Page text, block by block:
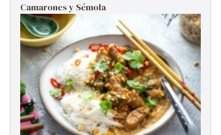
Camarones y Sémola